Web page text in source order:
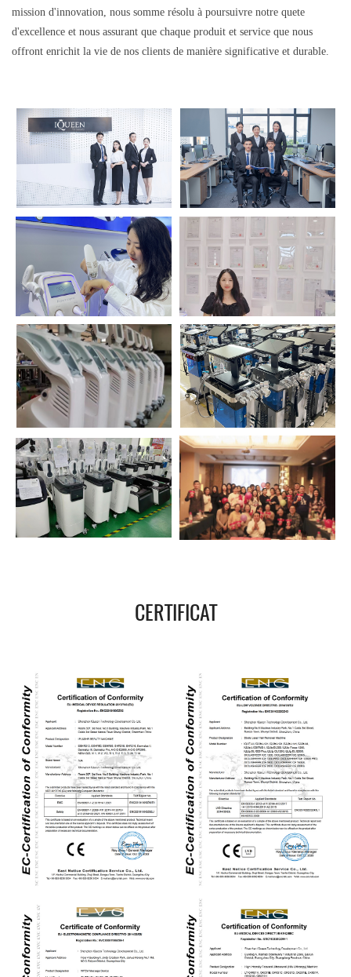
mission d'innovation, nous somme résolu à poursuivre notre quete
d'excellence et nous assurant que chaque produit et service que nous
offront enrichit la vie de nos clients de manière significative et durable.
CERTIFICAT